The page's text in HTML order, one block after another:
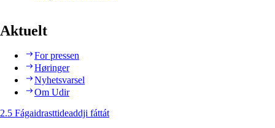
Aktuelt
For pressen
Høringer
Nyhetsvarsel
Om Udir
2.5 Fágaidrasttideaddji fáttát